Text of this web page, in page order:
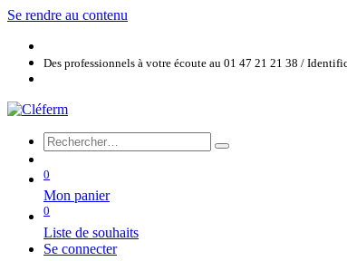
Se rendre au contenu
Des professionnels à votre écoute au 01 47 21 21 38 /
0
Mon panier
0
Liste de souhaits
Se connecter